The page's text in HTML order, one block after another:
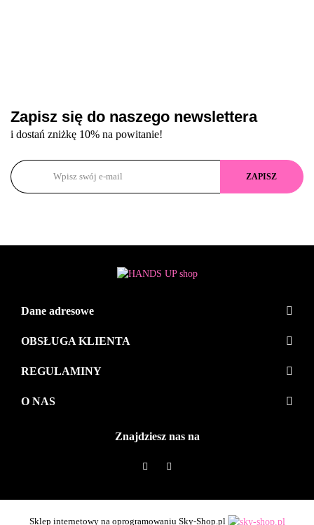
Zapisz się do naszego newslettera
i dostań zniżkę 10% na powitanie!
Dane adresowe
OBSŁUGA KLIENTA
REGULAMINY
O NAS
Znajdziesz nas na
Sklep internetowy na oprogramowaniu Sky-Shop.pl